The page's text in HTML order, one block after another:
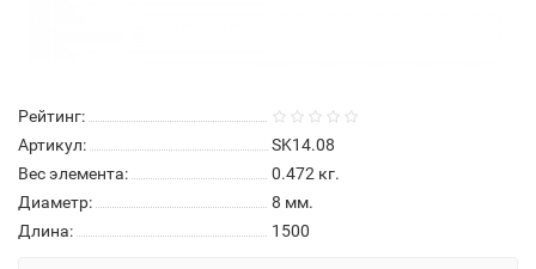
Рейтинг:
Артикул:
SK14.08
Вес элемента:
0.472 кг.
Диаметр:
8 мм.
Длина:
1500